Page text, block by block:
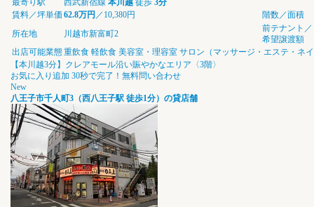
最寄り駅
西武新宿線 本川越 徒歩 3分
賃料／坪単価 62.8万円 ／10,380円
階数／面積
所在地
川越市新富町2
前テナント／
希望譲渡額
出店可能業態重飲食 軽飲食 美容室・理容室 サロン（マッサージ・エステ・ネ
【本川越3分】クレアモール沿い賑やかなエリア〈3階〉
お気に入り追加 30秒で完了！無料問い合わせ
New
八王子市千人町3（西八王子駅 徒歩1分）の貸店舗